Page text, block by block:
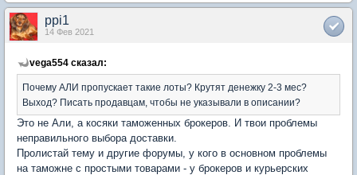
ppi1
14 Фев 2021
vega554 сказал:
Почему АЛИ пропускает такие лоты? Крутят денежку 2-3 мес?
Выход? Писать продавцам, чтобы не указывали в описании?
Это не Али, а косяки таможенных брокеров. И твои проблемы
неправильного выбора доставки.
Пролистай тему и другие форумы, у кого в основном проблемы
на таможне с простыми товарами - у брокеров и курьерских